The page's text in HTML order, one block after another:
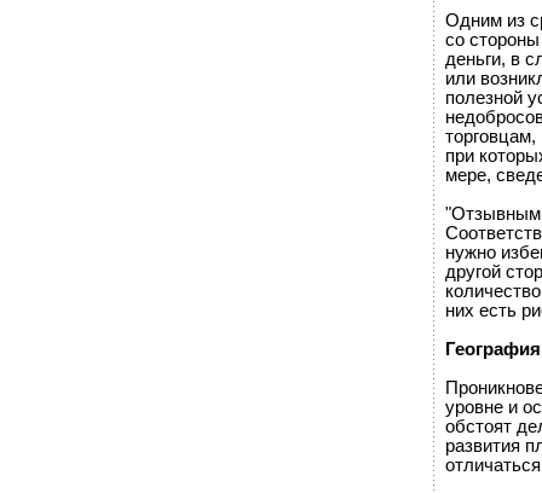
Одним из
со
деньги, в
или
полезной
при
мере,
нужно
другой
них есть
уровне и
обстоят
развития